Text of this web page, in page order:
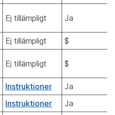
Ej tillämpligt Ja
Ej tillämpligt
$
Ej tillämpligt $
Instruktioner
Ja
Instruktioner
Ja